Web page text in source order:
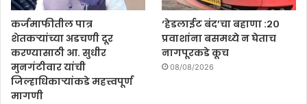
कर्जमाफीतील पात्र
शेतकऱ्यांच्या अडचणी दूर
करण्यासाठी आ. सुधीर
मुनगंटीवार यांची
जिल्हाधिकाऱ्यांकडे महत्त्वपूर्ण
मागणी
‘हेडलाईट बंद’चा बहाणा :२०
प्रवाशांना बसमध्ये न घेताच
नागपूरकडे कूच
08/08/2026